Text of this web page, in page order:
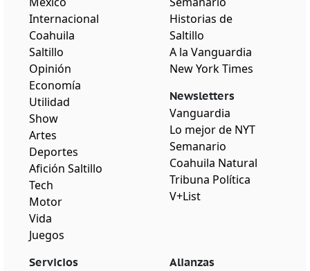
Internacional
Coahuila
Saltillo
Opinión
Economía
Utilidad
Show
Artes
Deportes
Afición Saltillo
Tech
Motor
Vida
Juegos
Historias de
Saltillo
A la Vanguardia
New York Times
Newsletters
Vanguardia
Lo mejor de NYT
Semanario
Coahuila Natural
Tribuna Política
V+List
Servicios Alianzas